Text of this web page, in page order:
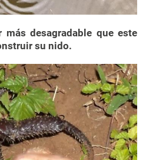
más desagradable que este
su nido.